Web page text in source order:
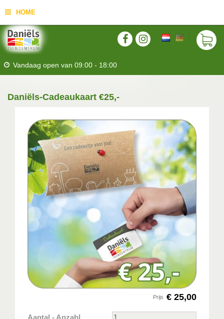
HOME
Vandaag open van 09:00 - 18:00
Daniëls-Cadeaukaart €25,-
Prijs € 25,00
Aantal - Anzahl